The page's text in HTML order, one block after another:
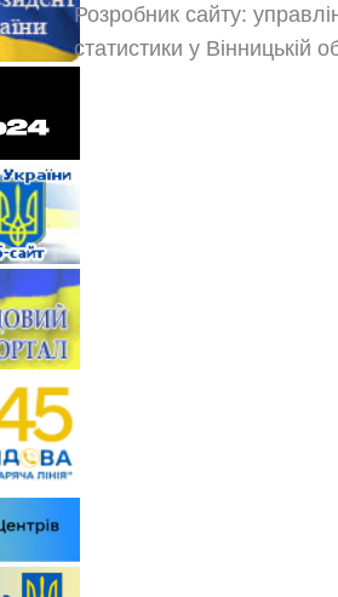
Розробник сайту:
статистики у Вінницькій